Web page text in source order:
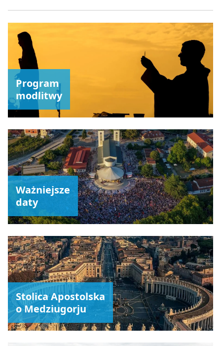
Program
modlitwy
Ważniejsze
daty
Stolica Apostolska
o Medziugorju